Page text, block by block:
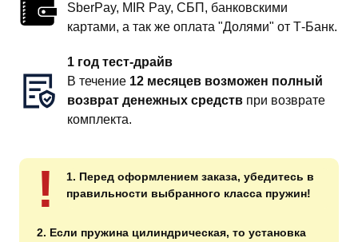
SberPay, MIR Pay, СБП, банковскими
картами, а так же оплата "Долями" от Т-Банк.
1 год тест-драйв
В течение 12 месяцев возможен полный
возврат денежных средств при возврате
комплекта.
!
1. Перед оформлением заказа, убедитесь в
правильности выбранного класса пружин!
2. Если пружина цилиндрическая, то установка